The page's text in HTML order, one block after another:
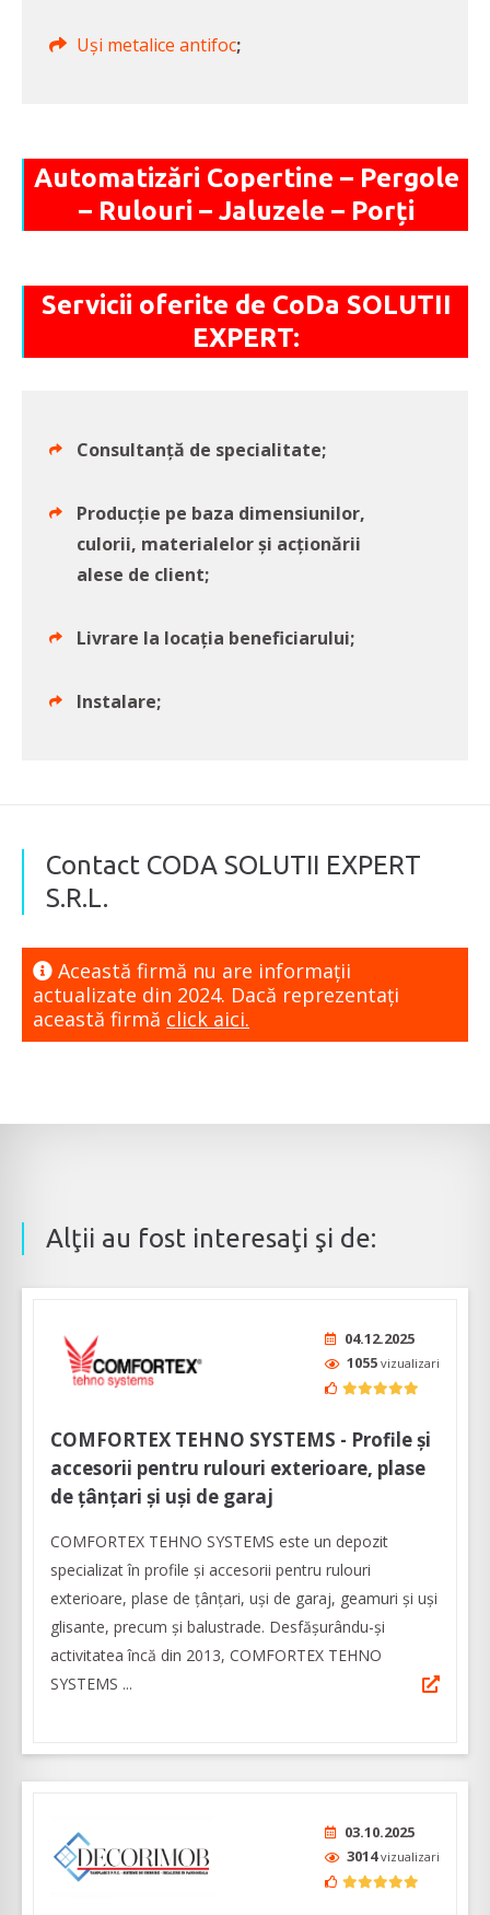
Uși metalice antifoc;
Automatizări Copertine – Pergole
– Rulouri – Jaluzele – Porți
Servicii oferite de CoDa SOLUTII
EXPERT:
Consultanță de specialitate;
Producție pe baza dimensiunilor,
culorii, materialelor și acționării
alese de client;
Livrare la locația beneficiarului;
Instalare;
Contact CODA SOLUTII EXPERT
S.R.L.
Această firmă nu are informaţii
actualizate din 2024. Dacă reprezentaţi
această firmă click aici.
Alţii au fost interesaţi şi de:
04.12.2025
1055 vizualizari
COMFORTEX TEHNO SYSTEMS - Profile și
accesorii pentru rulouri exterioare, plase
de țânțari și uși de garaj
COMFORTEX TEHNO SYSTEMS este un depozit
specializat în profile și accesorii pentru rulouri
exterioare, plase de țânțari, uși de garaj, geamuri și uși
glisante, precum și balustrade. Desfășurându-și
activitatea încă din 2013, COMFORTEX TEHNO
SYSTEMS ...
03.10.2025
3014vizualizari